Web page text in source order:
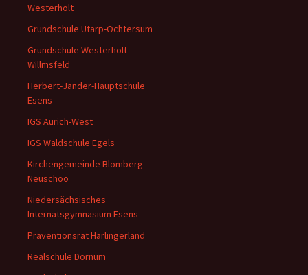
Westerholt
Grundschule Utarp-Ochtersum
Grundschule Westerholt-
Willmsfeld
Herbert-Jander-Hauptschule
Esens
IGS Aurich-West
IGS Waldschule Egels
Kirchengemeinde Blomberg-
Neuschoo
Niedersächsisches
Internatsgymnasium Esens
Präventionsrat Harlingerland
Realschule Dornum